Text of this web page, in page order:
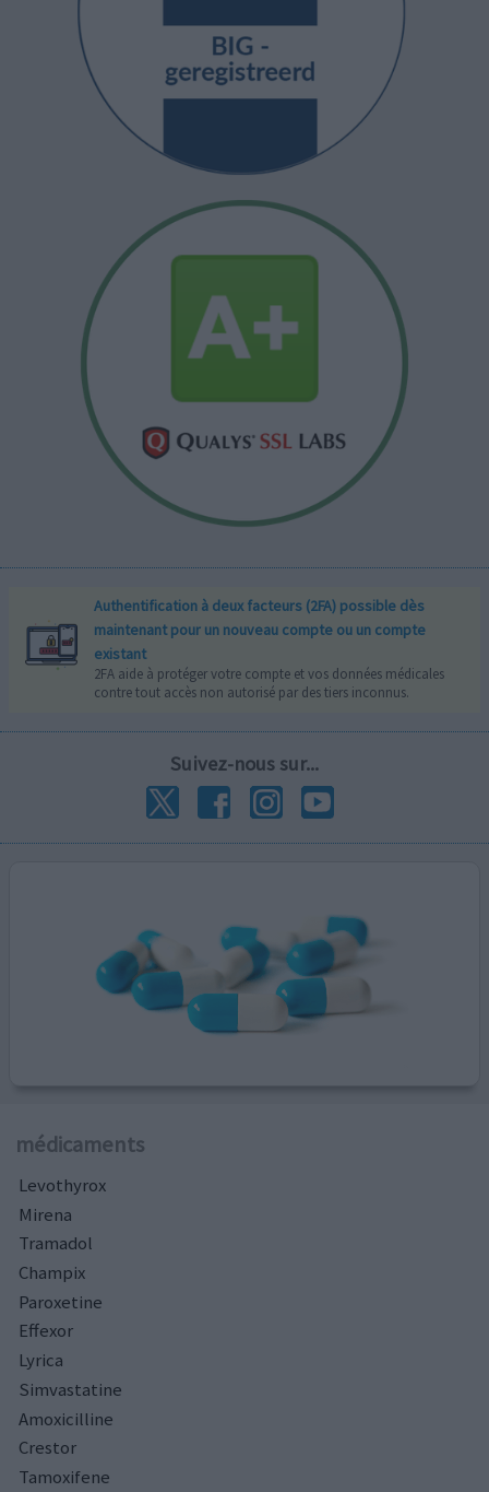
Authentification à deux facteurs (2FA) possible dès
maintenant pour un nouveau compte ou un compte
existant
2FA aide à protéger votre compte et vos données médicales
contre tout accès non autorisé par des tiers inconnus.
Suivez-nous sur...
médicaments
Levothyrox
Mirena
Tramadol
Champix
Paroxetine
Effexor
Lyrica
Simvastatine
Amoxicilline
Crestor
Tamoxifene